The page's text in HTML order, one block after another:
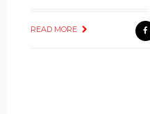
READ MORE